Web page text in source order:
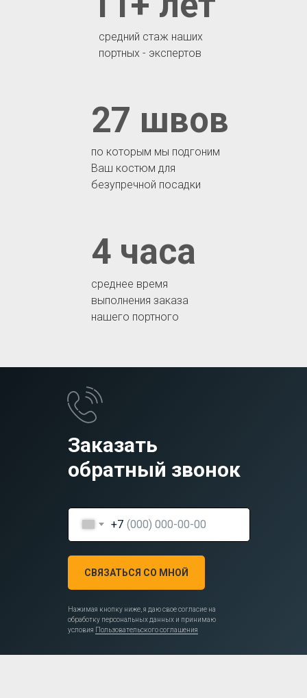
среднее время
выполнения заказа
нашего портного
4 часа
по которым мы подгоним
Ваш костюм для
безупречной посадки
27 швов
средний стаж наших
портных - экспертов
Заказать
обратный звонок
+7
СВЯЗАТЬСЯ СО МНОЙ
Нажимая кнопку ниже, я даю свое согласие на
обработку персональных данных и принимаю
условия Пользовательского соглашения